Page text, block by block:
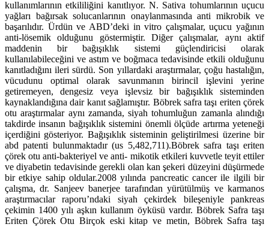
kullanımlarının etkililiğini kanıtlıyor. N. Sativa tohumlarının uçucu
yağları bağırsak solucanlarının onaylanmasında anti mikrobik ve
başarılıdır. Ürdün ve ABD’deki in vitro çalışmalar, uçucu yağının
anti-lösemik olduğunu göstermiştir. Diğer çalışmalar, aynı aktif
maddenin bir bağışıklık sistemi güçlendiricisi olarak
kullanılabileceğini ve astım ve boğmaca tedavisinde etkili olduğunu
kanıtladığını ileri sürdü. Son yıllardaki araştırmalar, çoğu hastalığın,
vücudunu optimal olarak savunmanın birincil işlevini yerine
getiremeyen, dengesiz veya işlevsiz bir bağışıklık sisteminden
kaynaklandığına dair kanıt sağlamıştır. Böbrek safra taşı eriten çörek
otu araştırmalar aynı zamanda, siyah tohumluğun zamanla alındığı
takdirde insanın bağışıklık sistemini önemli ölçüde artırma yeteneği
içerdiğini gösteriyor. Bağışıklık sisteminin geliştirilmesi üzerine bir
abd patenti bulunmaktadır (us 5,482,711).Böbrek safra taşı eriten
çörek otu anti-bakteriyel ve anti- mikotik etkileri kuvvetle teyit ettiler
ve diyabetin tedavisinde gerekli olan kan şekeri düzeyini düşürmede
bir etkiye sahip oldular.2008 yılında pancreatic cancer ile ilgili bir
çalışma, dr. Sanjeev banerjee tarafından yürütülmüş ve karmanos
araştırmacılar raporu’ndaki siyah çekirdek bileşeniyle pankreas
çekimin 1400 yılı aşkın kullanım öyküsü vardır. Böbrek Safra taşı
Eriten Çörek Otu Birçok eski kitap ve metin, Böbrek Safra taşı